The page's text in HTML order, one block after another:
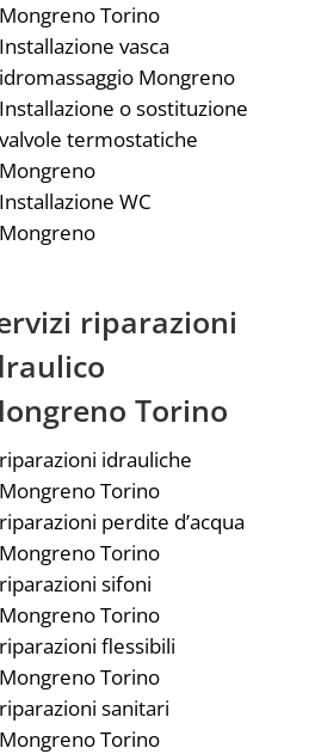
Mongreno Torino
Installazione vasca
idromassaggio Mongreno
Installazione o sostituzione
valvole termostatiche
Mongreno
Installazione WC
Mongreno
riparazioni
Torino
riparazioni idrauliche
Mongreno Torino
riparazioni perdite d’acqua
Mongreno Torino
riparazioni sifoni
Mongreno Torino
riparazioni flessibili
Mongreno Torino
riparazioni sanitari
Mongreno Torino